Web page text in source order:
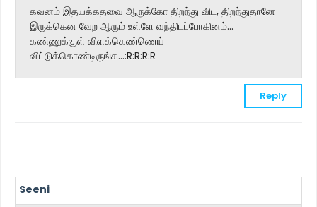
கவனம் இதயக்கதவை ஆருக்கோ திறந்து விட, திறந்துதானே
இருக்கென வேற ஆரும் உள்ளே வந்திடப்போகினம்...
கண்ணுக்குள் விளக்கெண்ணெய்
விட்டுக்கொண்டிருங்க...:R:R:R:R
Reply
Seeni